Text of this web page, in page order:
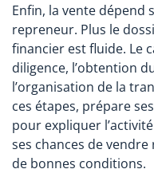
Enfin, la vente dépend
repreneur. Plus le
financier est fluide. Le
diligence, l’obtention
l’organisation de la
ces étapes, prépare
pour expliquer
ses chances de
de bonnes conditions.